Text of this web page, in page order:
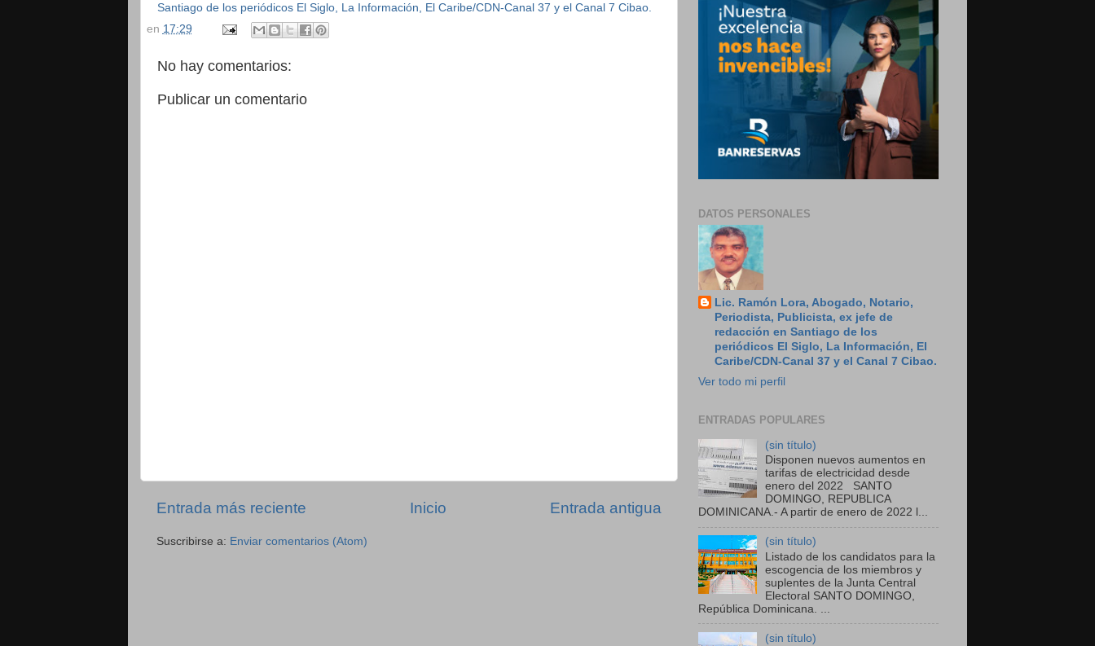
Santiago de los periódicos El Siglo, La Información, El Caribe/CDN-Canal 37 y el Canal 7 Cibao.
en 17:29
No hay comentarios:
Publicar un comentario
Entrada más reciente Entrada antigua
Inicio
Suscribirse a: Enviar comentarios (Atom)
DATOS PERSONALES
Lic. Ramón Lora, Abogado, Notario,
Periodista, Publicista, ex jefe de
redacción en Santiago de los
periódicos El Siglo, La Información, El
Caribe/CDN-Canal 37 y el Canal 7 Cibao.
Ver todo mi perfil
ENTRADAS POPULARES
(sin título)
Disponen nuevos aumentos en
tarifas de electricidad desde
enero del 2022 SANTO
DOMINGO, REPUBLICA
DOMINICANA.- A partir de enero de 2022 l...
(sin título)
Listado de los candidatos para la
escogencia de los miembros y
suplentes de la Junta Central
Electoral SANTO DOMINGO,
República Dominicana. ...
(sin título)